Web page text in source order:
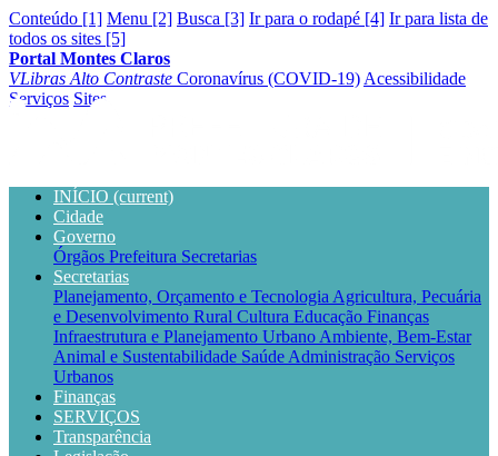
Conteúdo [1] Menu [2] Busca [3] Ir para o rodapé [4] Ir para lista de
todos os sites [5]
Portal Montes Claros
VLibras Alto Contraste Coronavírus (COVID-19) Acessibilidade
Serviços Sites
INÍCIO (current)
Cidade
Governo
Órgãos Prefeitura Secretarias
Secretarias
Planejamento, Orçamento e Tecnologia Agricultura, Pecuária
e Desenvolvimento Rural Cultura Educação Finanças
Infraestrutura e Planejamento Urbano Ambiente, Bem-Estar
Animal e Sustentabilidade Saúde Administração Serviços
Urbanos
Finanças
SERVIÇOS
Transparência